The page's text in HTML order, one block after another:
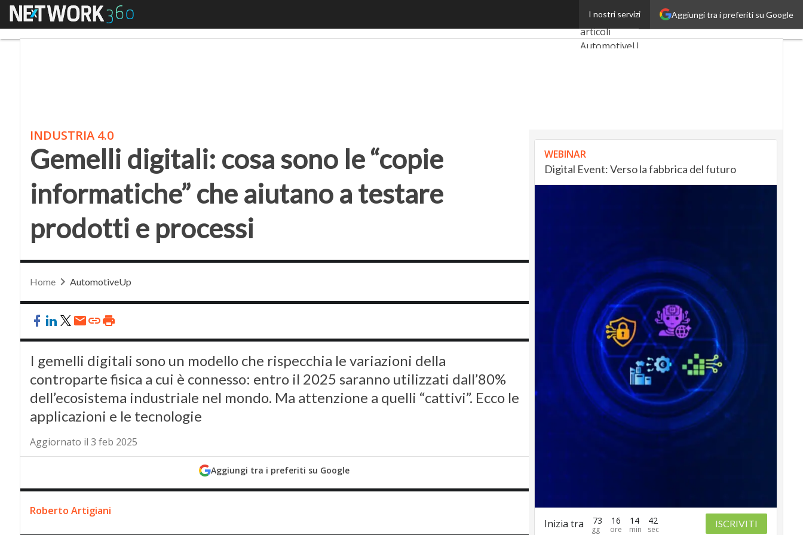
Aggiungi tra i preferiti su Google
I nostri servizi
Menu
Ultimi
articoli
AutomotiveUp
SmartMobilityUp
Proptech
INDUSTRIA 4.0
Gemelli digitali: cosa sono le “copie
informatiche” che aiutano a testare
prodotti e processi
Home AutomotiveUp
I gemelli digitali sono un modello che rispecchia le variazioni della
controparte fisica a cui è connesso: entro il 2025 saranno utilizzati dall’80%
dell’ecosistema industriale nel mondo. Ma attenzione a quelli “cattivi”. Ecco le
applicazioni e le tecnologie
Aggiornato il 3 feb 2025
Aggiungi tra i preferiti su Google
Roberto Artigiani
WEBINAR
Digital Event: Verso la fabbrica del futuro
Inizia tra 73 16 14 41 ISCRIVITI